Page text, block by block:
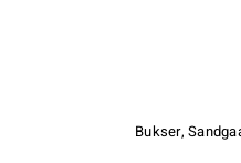
Bukser,